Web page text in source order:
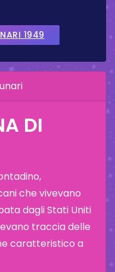
1949
DI
che vivevano
dagli Stati Uniti
traccia delle
caratteristico a